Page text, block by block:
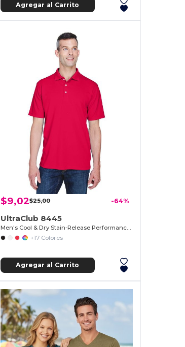
Agregar al Carrito
$9,02$25,00 -64%
UltraClub 8445
+17 Colores
Agregar al Carrito